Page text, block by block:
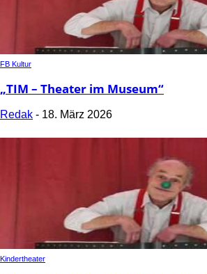
FB Kultur
„TIM – Theater im Museum“
Redak - 18. März 2026
Kindertheater